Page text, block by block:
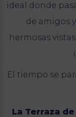
ideal donde
de amigos
hermosas
El tiempo se
La Terraza